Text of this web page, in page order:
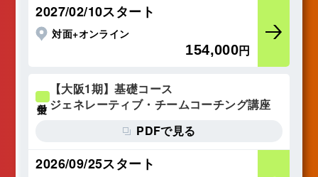
2027/02/10スタート
対面+オンライン
154,000円
【大阪1期】基礎コース
ジェネレーティブ・チームコーチング講座
PDFで見る
2026/09/25スタート